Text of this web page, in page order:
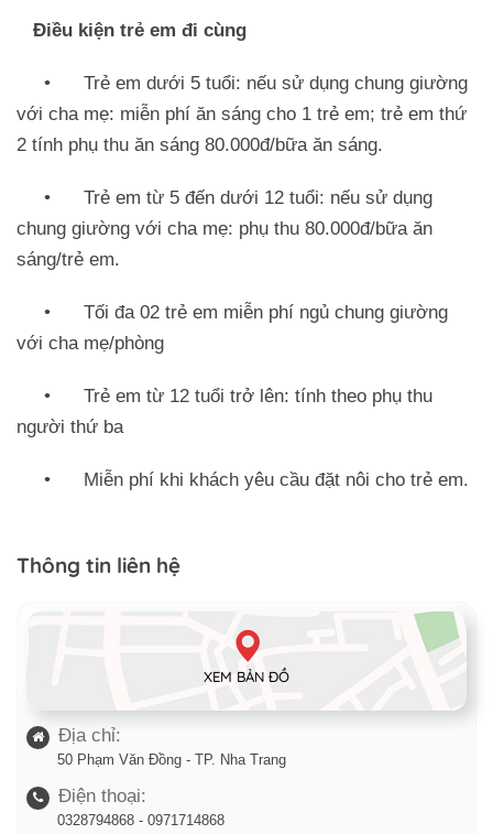
Điều kiện trẻ em đi cùng
• Trẻ em dưới 5 tuổi: nếu sử dụng chung giường
với cha mẹ: miễn phí ăn sáng cho 1 trẻ em; trẻ em thứ
2 tính phụ thu ăn sáng 80.000đ/bữa ăn sáng.
• Trẻ em từ 5 đến dưới 12 tuổi: nếu sử dụng
chung giường với cha mẹ: phụ thu 80.000đ/bữa ăn
sáng/trẻ em.
• Tối đa 02 trẻ em miễn phí ngủ chung giường
với cha mẹ/phòng
• Trẻ em từ 12 tuổi trở lên: tính theo phụ thu
người thứ ba
• Miễn phí khi khách yêu cầu đặt nôi cho trẻ em.
Thông tin liên hệ
XEM BẢN ĐỒ
Địa chỉ:
50 Phạm Văn Đồng - TP. Nha Trang
Điện thoại:
0328794868 - 0971714868